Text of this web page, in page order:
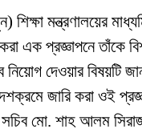
মন্ত্রণালয়ের
এক প্রজ্ঞাপনে তাঁকে
নিয়োগ দেওয়ার বিষয়টি
জারি করা ওই
সচিব মো. শাহ আলম